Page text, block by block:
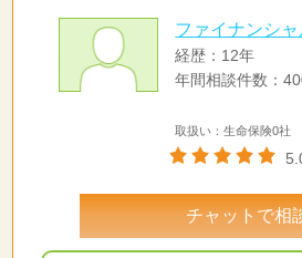
ファイナンシ
経歴：12年
年間相談件数：
取扱い：生命保険0社
チャットで相